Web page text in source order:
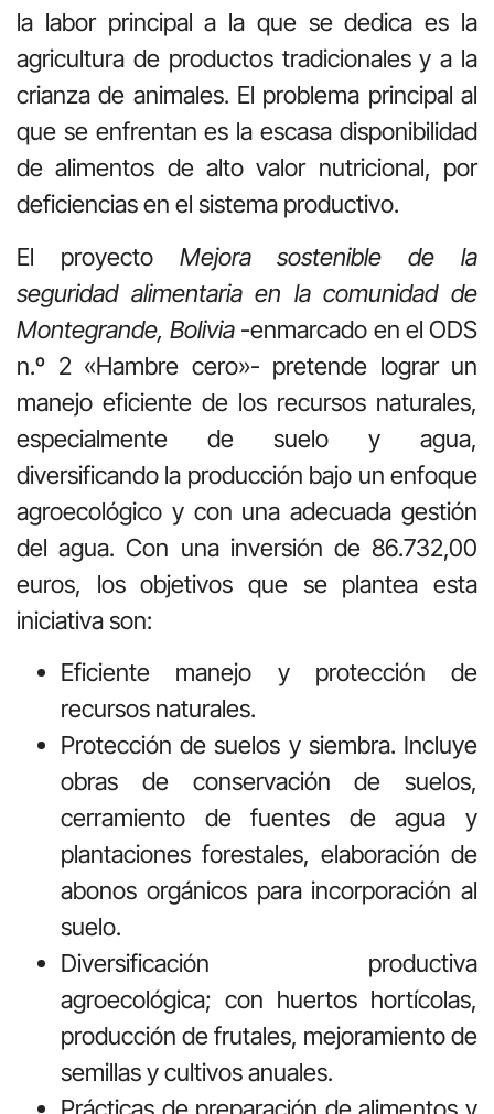
la labor principal a la que se dedica es la
agricultura de productos tradicionales y a la
crianza de animales. El problema principal al
que se enfrentan es la escasa disponibilidad
de alimentos de alto valor nutricional, por
deficiencias en el sistema productivo.
El proyecto Mejora sostenible de la
seguridad alimentaria en la comunidad de
Montegrande, Bolivia -enmarcado en el ODS
n.º 2 «Hambre cero»- pretende lograr un
manejo eficiente de los recursos naturales,
especialmente de suelo y agua,
diversificando la producción bajo un enfoque
agroecológico y con una adecuada gestión
del agua. Con una inversión de 86.732,00
euros, los objetivos que se plantea esta
iniciativa son:
Eficiente manejo y protección de
recursos naturales.
Protección de suelos y siembra. Incluye
obras de conservación de suelos,
cerramiento de fuentes de agua y
plantaciones forestales, elaboración de
abonos orgánicos para incorporación al
suelo.
Diversificación productiva
agroecológica; con huertos hortícolas,
producción de frutales, mejoramiento de
semillas y cultivos anuales.